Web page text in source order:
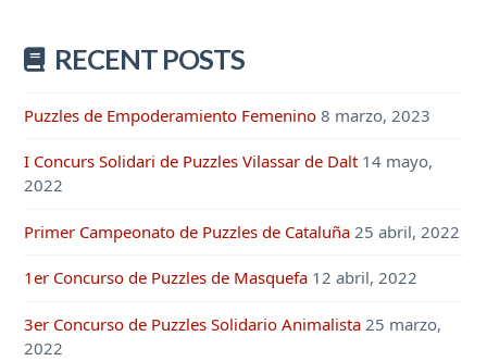
RECENT POSTS
Puzzles de Empoderamiento Femenino 8 marzo, 2023
I Concurs Solidari de Puzzles Vilassar de Dalt 14 mayo,
2022
Primer Campeonato de Puzzles de Cataluña 25 abril, 2022
1er Concurso de Puzzles de Masquefa 12 abril, 2022
3er Concurso de Puzzles Solidario Animalista 25 marzo,
2022